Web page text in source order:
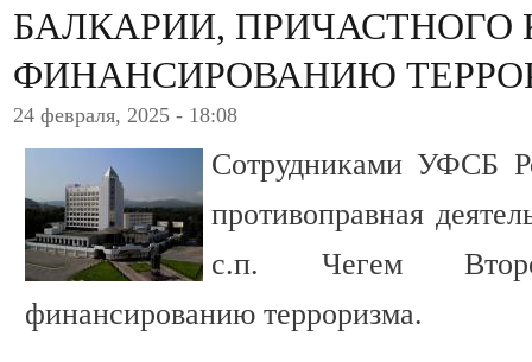
БАЛКАРИИ, ПРИЧАСТНОГО
ФИНАНСИРОВАНИЮ
24 февраля, 2025 - 18:08
Сотрудниками УФСБ
противоправная
с.п. Чегем
финансированию терроризма.